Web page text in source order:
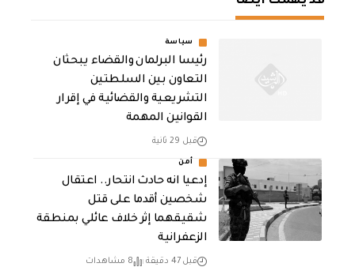
سياسة
رئيسا البرلمان والقضاء يبحثان
التعاون بين السلطتين
التشريعية والقضائية في إقرار
القوانين المهمة
قبل 29 ثانية
أمن
إدعيا انه حادث انتحار.. اعتقال
شخصين أقدما على قتل
شقيقهما إثر خلاف عائلي بمنطقة
الزعفرانية
قبل 47 دقيقة 8 مشاهدات